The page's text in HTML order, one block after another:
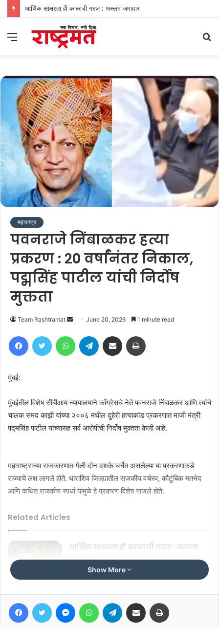
आर्थिक साक्षरता ही काळाची गरज : अस्लम जमादार
Menu
महाराष्ट्र
पवनराजे निंबाळकर हत्या
प्रकरण : २० वर्षांनंतर निकाल,
पद्मसिंह पाटील यांची निर्दोष
मुक्तता
Team Rashtramat
Send
email
June 20, 2026 1 minute read
FacebookTwitter WhatsAppTelegram Share via Email
मुंबई:
मुंबईतील विशेष सीबीआय न्यायालयाने काँग्रेसचे नेते पवनराजे निंबाळकर आणि त्यांचे
चालक समद काझी यांच्या २००६ मधील दुहेरी हत्याकांड प्रकरणात माजी मंत्री
पद्मसिंह पाटील यांच्यासह सर्व आरोपींची निर्दोष मुक्तता केली आहे.
महाराष्ट्राच्या राजकारणात गेली दोन दशके चर्चेत असलेल्या या प्रकरणाकडे
राज्याचे लक्ष लागले होते. धाराशिव जिल्ह्यातील राजकीय वर्चस्व, कौटुंबिक मतभेद
आणि कथित राजकीय स्पर्धा यांमुळे हे प्रकरण विशेष गाजले होते.
Related Articles
आर्थिक साक्षरता ही काळाची गरज : अस्लम
जमादार
August 9, 2026
NEET आंदोलनाच्या समर्थनार्थ ठाकरे बंधूंचा
‘तिरंगा मार्च’
July 25, 2026
Show More
FacebookTwitter MessengerWhatsAppTelegram Share via Email